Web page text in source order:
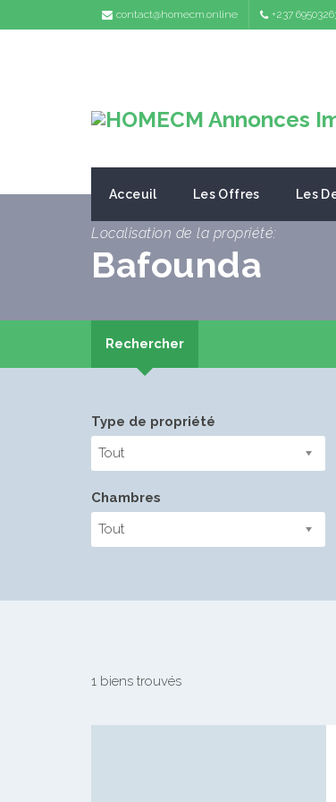
contact@homecm.online +237
Acceuil Les Offres Les
Localisation de la propriété:
Bafounda
Rechercher
Type de propriété
Tout
Chambres
Tout
1 biens trouvés